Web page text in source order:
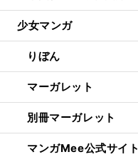
少女マンガ
りぼん
マーガレット
別冊マーガレット
マンガMee公式サイト